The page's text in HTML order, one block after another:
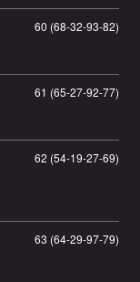
60 (68-32-93-82)
61 (65-27-92-77)
62 (54-19-27-69)
63 (64-29-97-79)